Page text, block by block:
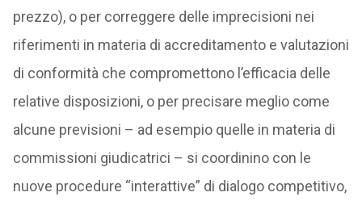
prezzo), o per correggere delle imprecisioni nei
riferimenti in materia di accreditamento e valutazioni
di conformità che compromettono l’efficacia delle
relative disposizioni, o per precisare meglio come
alcune previsioni – ad esempio quelle in materia di
commissioni giudicatrici – si coordinino con le
nuove procedure “interattive” di dialogo competitivo,